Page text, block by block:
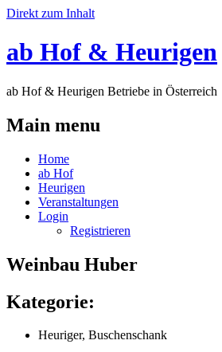
Direkt zum Inhalt
ab Hof & Heurigen
ab Hof & Heurigen Betriebe in Österreich
Main menu
Home
ab Hof
Heurigen
Veranstaltungen
Login
Registrieren
Weinbau Huber
Kategorie:
Heuriger, Buschenschank